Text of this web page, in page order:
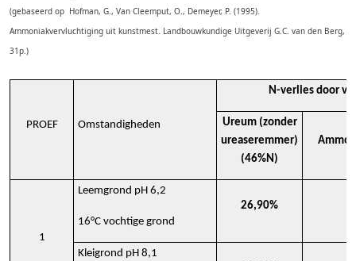
(gebaseerd op Hofman, G., Van Cleemput, O., Demeyer, P. (1995).
Ammoniakvervluchtiging uit kunstmest. Landbouwkundige Uitgeverij G.C. van den Berg,
31p.)
PROEF Omstandigheden
N-verlies door
Ureum (zonder
ureaseremmer)
(46%N)
1
Leemgrond pH 6,2
26,90%
16°C vochtige grond
Kleigrond pH 8,1